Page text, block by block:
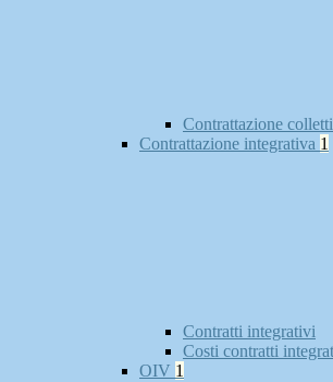
Contrattazione
Contrattazione integrativa 1
Contratti integrativi
Costi contratti
OIV 1